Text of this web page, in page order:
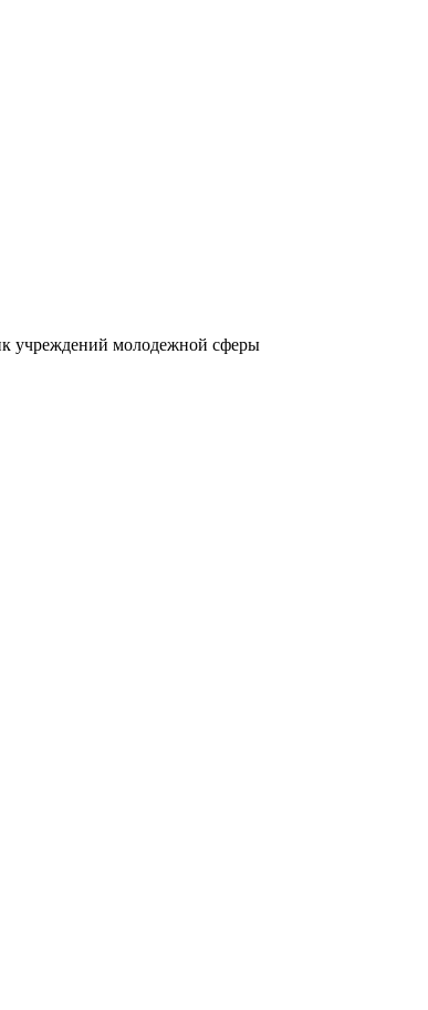
учреждений молодежной сферы